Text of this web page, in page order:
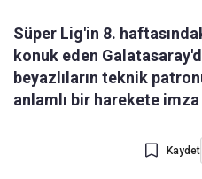
Süper Lig'in 8.
konuk eden
beyazlıların teknik
anlamlı bir harekete imza
Kaydet